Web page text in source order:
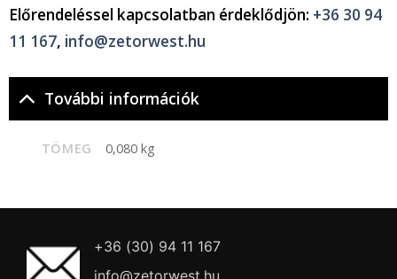
Előrendeléssel kapcsolatban érdeklődjön: +36 30 94
11 167, info@zetorwest.hu
További információk
TÖMEG 0,080 kg
+36 (30) 94 11 167